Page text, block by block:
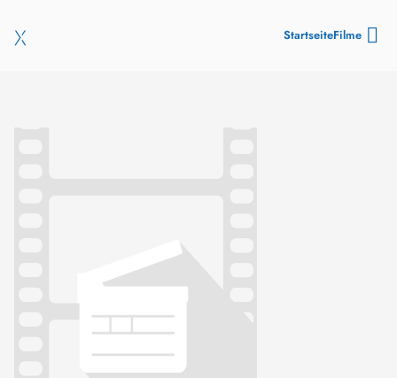
StartseiteFilme